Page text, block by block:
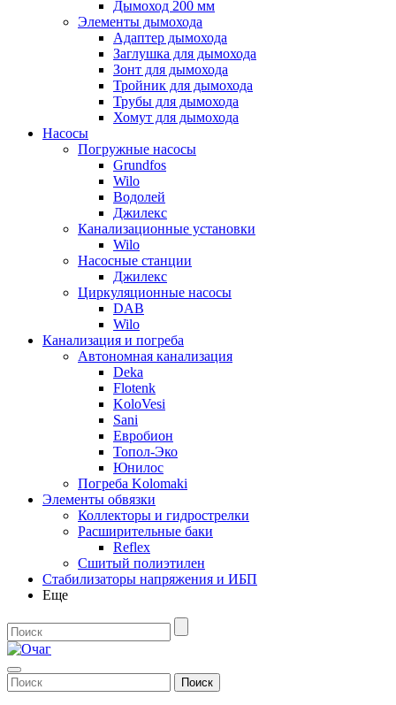
Дымоход 200 мм
Элементы дымохода
Адаптер дымохода
Заглушка для дымохода
Зонт для дымохода
Тройник для дымохода
Трубы для дымохода
Хомут для дымохода
Насосы
Погружные насосы
Grundfos
Wilo
Водолей
Джилекс
Канализационные установки
Wilo
Насосные станции
Джилекс
Циркуляционные насосы
DAB
Wilo
Канализация и погреба
Автономная канализация
Deka
Flotenk
KoloVesi
Sani
Евробион
Топол-Эко
Юнилос
Погреба Kolomaki
Элементы обвязки
Коллекторы и гидрострелки
Расширительные баки
Reflex
Сшитый полиэтилен
Стабилизаторы напряжения и ИБП
Еще